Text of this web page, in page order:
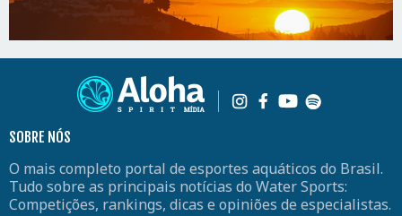
SOBRE NÓS
O mais completo portal de esportes aquáticos do Brasil.
Tudo sobre as principais notícias do Water Sports:
Competições, rankings, dicas e opiniões de especialistas.